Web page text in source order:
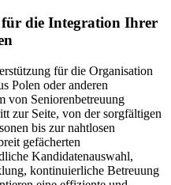
für die Integration Ihrer
für die Organisation
Polen oder anderen
von Seniorenbetreuung
zur Seite, von der sorgfältigen
bis zur nahtlosen
gefächerten
Kandidatenauswahl,
kontinuierliche Betreuung